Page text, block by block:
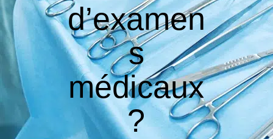
d’examen
s
médicaux
?